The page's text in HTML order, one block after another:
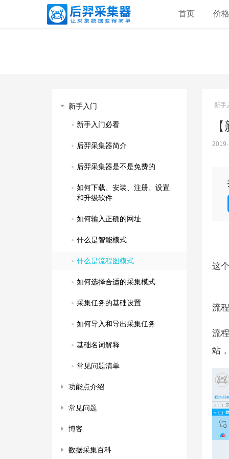
首页 价
新手入门
新手入门必看
后羿采集器简介
后羿采集器是不是免费的
如何下载、安装、注册、设置
和升级软件
如何输入正确的网址
什么是智能模式
什么是流程图模式
如何选择合适的采集模式
采集任务的基础设置
如何导入和导出采集任务
基础名词解释
常见问题清单
功能点介绍
常见问题
博客
数据采集百科
新手
这
流
流
站